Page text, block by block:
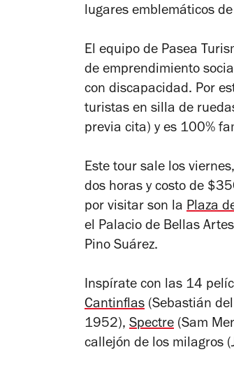
lugares emblemáticos
El equipo de Pasea
de emprendimiento
con discapacidad. Por
turistas en silla de
previa cita) y es 100%
Este tour sale los
dos horas y costo de
por visitar son la Plaza
el Palacio de Bellas
Pino Suárez.
Inspírate con las 14
Cantinflas (Sebastián
1952), Spectre (Sam
callejón de los milagros